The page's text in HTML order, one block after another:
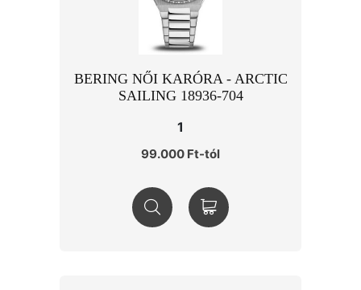
BERING NŐI KARÓRA - ARCTIC
SAILING 18936-704
1
99.000 Ft-tól